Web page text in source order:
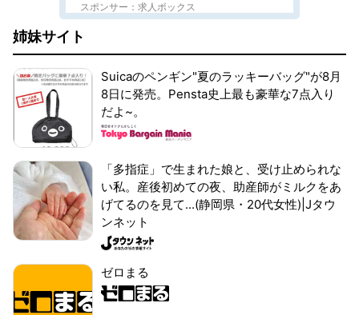
スポンサー：求人ボックス
姉妹サイト
Suicaのペンギン"夏のラッキーバッグ"が8月
8日に発売。Pensta史上最も豪華な7点入り
だよ~。
「多指症」で生まれた娘と、受け止められな
い私。産後初めての夜、助産師がミルクをあ
げてるのを見て...(静岡県・20代女性)|Jタウ
ンネット
ゼロまる